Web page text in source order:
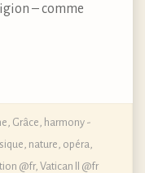
– comme
Grâce harmony -
nature opéra
@fr, Vatican II @fr